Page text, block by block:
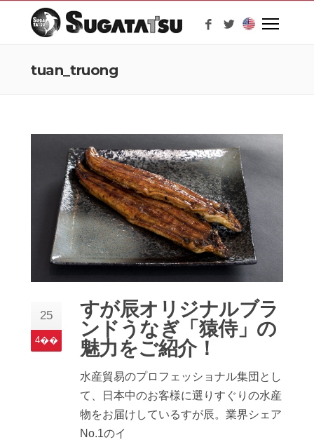
tuan_truong
25
4��
すが辰オリジナルブラ
ンドうなぎ「猿侍」の
魅力をご紹介！
水産貿易のプロフェッショナル集団とし
て、日本中のお客様に選りすぐりの水産
物をお届けしているすが辰。業界シェア
No.1のイ